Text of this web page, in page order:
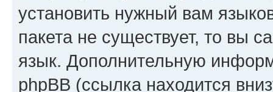
установить нужный вам
пакета не существует, то вы
язык. Дополнительную
phpBB (ссылка находится